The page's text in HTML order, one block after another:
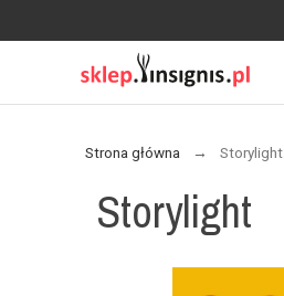
Strona główna Storylight
Storylight